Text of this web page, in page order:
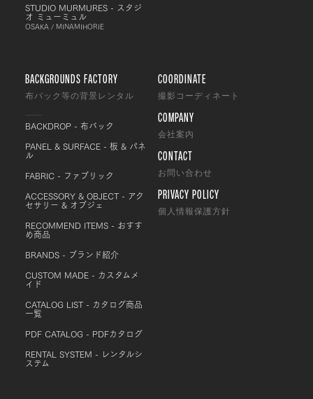
STUDIO MURMURES - スタジ
オ ミューミュル
OSAKA / MINAMIHORIE
BACKGROUNDS FACTORY
布バック等の背景レンタル
BACKDROP - 布バック
PANEL & SURFACE - 板 & パネ
ル
FABRIC - ファブリック
ACCESSORY & OBJECT - アク
セサリー & オブジェ
RECOMMEND ITEMS - おすす
め商品
BRANDS - ブランド紹介
CUSTOM MADE - カスタムメ
イド
CATALOG LIST - カタログ商品
一覧
PDF CATALOG - PDFカタログ
RENTAL SYSTEM - レンタルシ
ステム
COORDINATE
撮影コーディネート
COMPANY
会社案内
CONTACT
お問い合わせ
PRIVACY POLICY
個人情報保護方針